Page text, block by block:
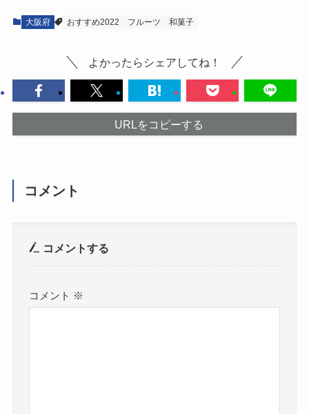
大阪府 おすすめ2022 フルーツ 和菓子
よかったらシェアしてね！
URLをコピーする
コメント
コメントする
コメント ※